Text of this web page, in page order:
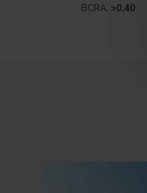
BCRA: >0,40